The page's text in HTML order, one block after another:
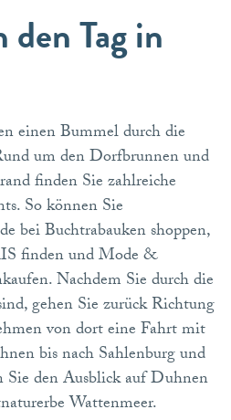
Tag in
einen Bummel durch die
um den Dorfbrunnen und
finden Sie zahlreiche
So können Sie
bei Buchtrabauken shoppen,
finden und Mode &
Nachdem Sie durch die
gehen Sie zurück Richtung
von dort eine Fahrt mit
bis nach Sahlenburg und
Sie den Ausblick auf Duhnen
Wattenmeer.